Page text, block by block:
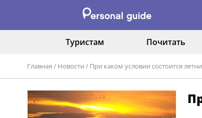
Туристам Почитать
Главная / Новости / При каком условии состоится